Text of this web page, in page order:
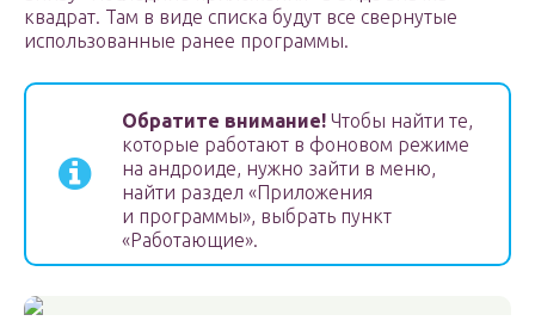
квадрат. Там в виде списка будут все свернутые
использованные ранее программы.
Обратите внимание! Чтобы найти те,
которые работают в фоновом режиме
на андроиде, нужно зайти в меню,
найти раздел «Приложения
и программы», выбрать пункт
«Работающие».